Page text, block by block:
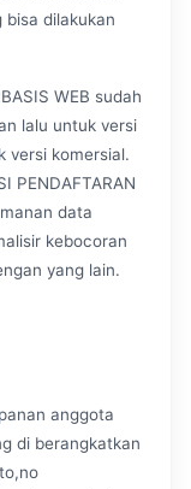
bisa dilakukan
WEB sudah
lalu untuk versi
versi komersial.
PENDAFTARAN
data
kebocoran
yang lain.
anggota
di berangkatkan